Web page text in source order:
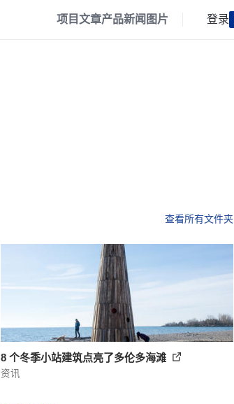
项目文章产品新闻 图片 登录
查看所有文件夹
8 个冬季小站建筑点亮了多伦多海滩
资讯